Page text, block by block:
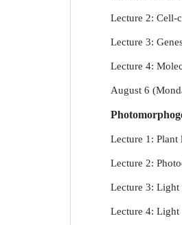
Lecture 2: Cell-
Lecture 3:
Lecture 4:
August 6
Lecture 1: Plant
Lecture 2:
Lecture 3: Light
Lecture 4: Light